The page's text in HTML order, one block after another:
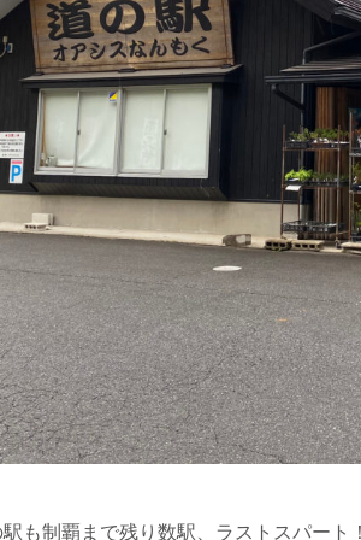
も制覇まで残り数駅、ラストスパート